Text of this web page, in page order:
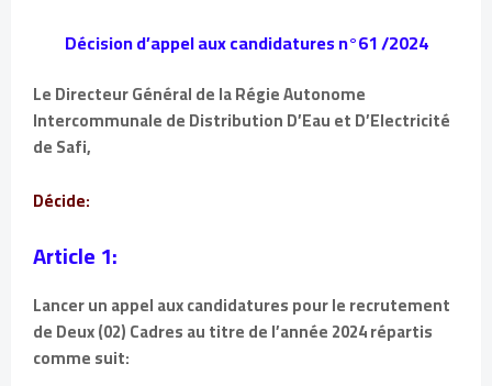
Décision d’appel aux candidatures n°61 /2024
Le Directeur Général de la Régie Autonome
Intercommunale de Distribution D’Eau et D’Electricité
de Safi,
Décide:
Article 1:
Lancer un appel aux candidatures pour le recrutement
de Deux (02) Cadres au titre de l’année 2024 répartis
comme suit: